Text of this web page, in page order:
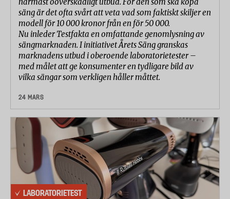
säng är det ofta svårt att veta vad som faktiskt skiljer en
modell för 10 000 kronor från en för 50 000.
Nu inleder Testfakta en omfattande genomlysning av
sängmarknaden. I initiativet Årets Säng granskas
marknadens utbud i oberoende laboratorietester –
med målet att ge konsumenter en tydligare bild av
vilka sängar som verkligen håller måttet.
24 MARS
LABORATORIETEST